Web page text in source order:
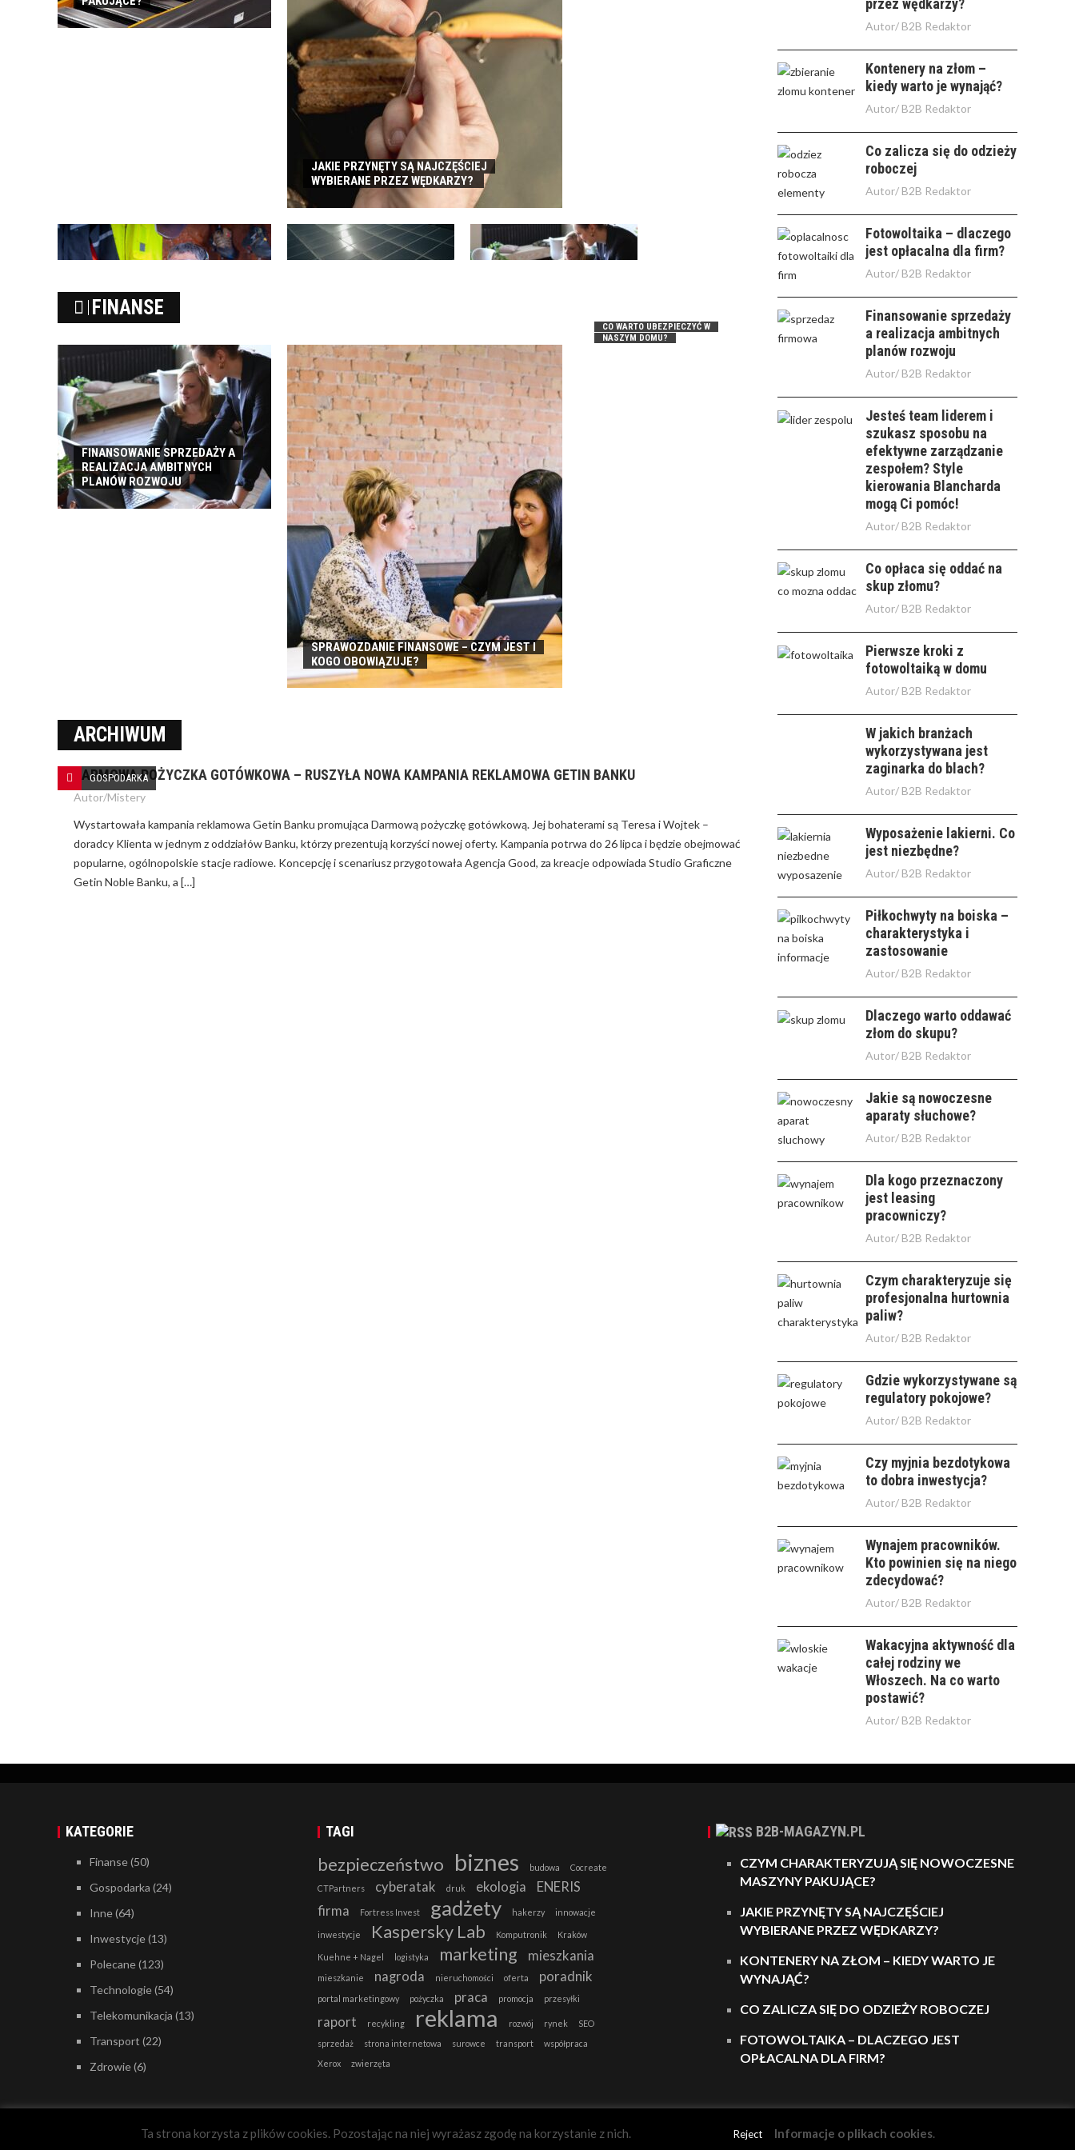
JAKIE PRZYNĘTY SĄ NAJCZĘŚCIEJ
WYBIERANE PRZEZ WĘDKARZY?
CO ZALICZA SIĘ DO ODZIEŻY
ROBOCZEJ
FINANSE
FINANSOWANIE SPRZEDAŻY A
REALIZACJA AMBITNYCH
PLANÓW ROZWOJU
SPRAWOZDANIE FINANSOWE – CZYM JEST I
KOGO OBOWIĄZUJE?
CO WARTO UBEZPIECZYĆ W
NASZYM DOMU?
NA CZYM POLEGA KREDYT Z
GWARANCJĄ DE MINIMIS?
JAK ZARZĄDZAĆ WYDATKAMI
ZA PALIWO W FIRMIE?
JAK WYRÓŻNIĆ PRODUKT NA
RYNKU – PORADY
ARCHIWUM
GOSPODARKA
DARMOWA POŻYCZKA GOTÓWKOWA – RUSZYŁA NOWA KAMPANIA REKLAMOWA GETIN BANKU
Autor/Mistery
Wystartowała kampania reklamowa Getin Banku promująca Darmową pożyczkę gotówkową. Jej bohaterami są Teresa i Wojtek –
doradcy Klienta w jednym z oddziałów Banku, którzy prezentują korzyści nowej oferty. Kampania potrwa do 26 lipca i będzie obejmować
popularne, ogólnopolskie stacje radiowe. Koncepcję i scenariusz przygotowała Agencja Good, za kreacje odpowiada Studio Graficzne
Getin Noble Banku, a […]
przez wędkarzy?
Autor/ B2B Redaktor
Kontenery na złom –
kiedy warto je wynająć?
Autor/ B2B Redaktor
Co zalicza się do odzieży
roboczej
Autor/ B2B Redaktor
Fotowoltaika – dlaczego
jest opłacalna dla firm?
Autor/ B2B Redaktor
Finansowanie sprzedaży
a realizacja ambitnych
planów rozwoju
Autor/ B2B Redaktor
Jesteś team liderem i
szukasz sposobu na
efektywne zarządzanie
zespołem? Style
kierowania Blancharda
mogą Ci pomóc!
Autor/ B2B Redaktor
Co opłaca się oddać na
skup złomu?
Autor/ B2B Redaktor
Pierwsze kroki z
fotowoltaiką w domu
Autor/ B2B Redaktor
W jakich branżach
wykorzystywana jest
zaginarka do blach?
Autor/ B2B Redaktor
Wyposażenie lakierni. Co
jest niezbędne?
Autor/ B2B Redaktor
Piłkochwyty na boiska –
charakterystyka i
zastosowanie
Autor/ B2B Redaktor
Dlaczego warto oddawać
złom do skupu?
Autor/ B2B Redaktor
Jakie są nowoczesne
aparaty słuchowe?
Autor/ B2B Redaktor
Dla kogo przeznaczony
jest leasing
pracowniczy?
Autor/ B2B Redaktor
Czym charakteryzuje się
profesjonalna hurtownia
paliw?
Autor/ B2B Redaktor
Gdzie wykorzystywane są
regulatory pokojowe?
Autor/ B2B Redaktor
Czy myjnia bezdotykowa
to dobra inwestycja?
Autor/ B2B Redaktor
Wynajem pracowników.
Kto powinien się na niego
zdecydować?
Autor/ B2B Redaktor
Wakacyjna aktywność dla
całej rodziny we
Włoszech. Na co warto
postawić?
Autor/ B2B Redaktor
KATEGORIE
Finanse(50)
Gospodarka (24)
Inne(64)
Inwestycje(13)
Polecane(123)
Technologie(54)
Telekomunikacja (13)
Transport (22)
Zdrowie(6)
TAGI
bezpieczeństwo biznes budowa
Cocreate
CTPartners
cyberatak druk ekologia
ENERIS
firma
Fortress Invest gadżety hakerzy innowacje
inwestycje Kaspersky Lab Komputronik Kraków
Kuehne + Nagel logistyka marketing mieszkania
mieszkanie nagroda nieruchomości oferta poradnik
portal marketingowy pożyczka praca promocja przesyłki
raport recykling reklama rozwój rynek
SEO
sprzedaż
strona internetowa surowce transport
współpraca
Xerox
zwierzęta
B2B-MAGAZYN.PL
CZYM CHARAKTERYZUJĄ SIĘ NOWOCZESNE
MASZYNY PAKUJĄCE?
JAKIE PRZYNĘTY SĄ NAJCZĘŚCIEJ
WYBIERANE PRZEZ WĘDKARZY?
KONTENERY NA ZŁOM – KIEDY WARTO JE
WYNAJĄĆ?
CO ZALICZA SIĘ DO ODZIEŻY ROBOCZEJ
FOTOWOLTAIKA – DLACZEGO JEST
OPŁACALNA DLA FIRM?
B2B-MAGAZYN.PL
Ta strona korzysta z plików cookies. Pozostając na niej wyrażasz zgodę na korzystanie z nich. Reject Informacje o plikach cookies.